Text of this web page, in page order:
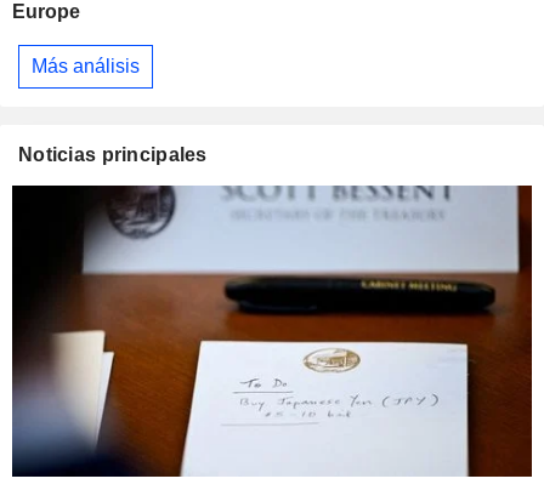
Europe
Más análisis
Noticias principales